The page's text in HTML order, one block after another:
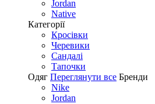
Jordan
Native
Категорії
Кросівки
Черевики
Сандалі
Tапочки
Одяг Переглянути все Бренди
Nike
Jordan